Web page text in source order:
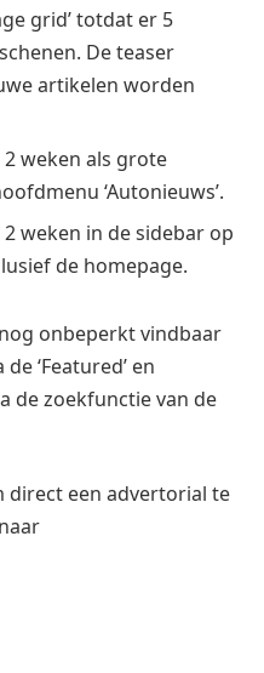
grid’ totdat er 5
De teaser
artikelen worden
weken als grote
‘Autonieuws’.
weken in de sidebar op
de homepage.
onbeperkt vindbaar
‘Featured’ en
de zoekfunctie van de
een advertorial te